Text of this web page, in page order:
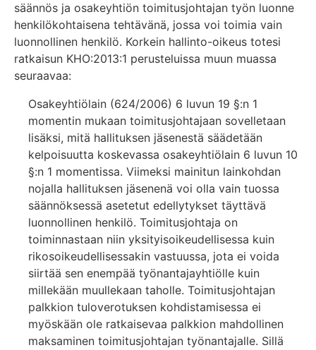
säännös ja osakeyhtiön toimitusjohtajan työn luonne
henkilökohtaisena tehtävänä, jossa voi toimia vain
luonnollinen henkilö. Korkein hallinto-oikeus totesi
ratkaisun KHO:2013:1 perusteluissa muun muassa
seuraavaa:
Osakeyhtiölain (624/2006) 6 luvun 19 §:n 1
momentin mukaan toimitusjohtajaan sovelletaan
lisäksi, mitä hallituksen jäsenestä säädetään
kelpoisuutta koskevassa osakeyhtiölain 6 luvun 10
§:n 1 momentissa. Viimeksi mainitun lainkohdan
nojalla hallituksen jäsenenä voi olla vain tuossa
säännöksessä asetetut edellytykset täyttävä
luonnollinen henkilö. Toimitusjohtaja on
toiminnastaan niin yksityisoikeudellisessa kuin
rikosoikeudellisessakin vastuussa, jota ei voida
siirtää sen enempää työnantajayhtiölle kuin
millekään muullekaan taholle. Toimitusjohtajan
palkkion tuloverotuksen kohdistamisessa ei
myöskään ole ratkaisevaa palkkion mahdollinen
maksaminen toimitusjohtajan työnantajalle. Sillä